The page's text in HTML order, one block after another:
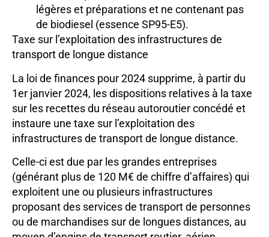
légères et préparations et ne contenant pas
de biodiesel (essence SP95-E5).
Taxe sur l’exploitation des infrastructures de
transport de longue distance
La loi de finances pour 2024 supprime, à partir du
1er janvier 2024, les dispositions relatives à la taxe
sur les recettes du réseau autoroutier concédé et
instaure une taxe sur l’exploitation des
infrastructures de transport de longue distance.
Celle-ci est due par les grandes entreprises
(générant plus de 120 M€ de chiffre d’affaires) qui
exploitent une ou plusieurs infrastructures
proposant des services de transport de personnes
ou de marchandises sur de longues distances, au